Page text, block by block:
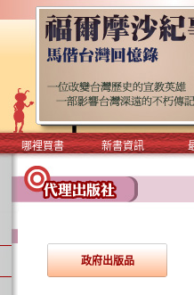
哪裡買書 新書資訊
政府出版品